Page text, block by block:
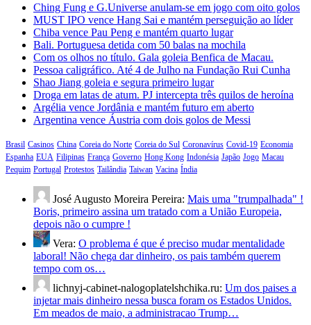
Ching Fung e G.Universe anulam-se em jogo com oito golos
MUST IPO vence Hang Sai e mantém perseguição ao líder
Chiba vence Pau Peng e mantém quarto lugar
Bali. Portuguesa detida com 50 balas na mochila
Com os olhos no título. Gala goleia Benfica de Macau.
Pessoa caligráfico. Até 4 de Julho na Fundação Rui Cunha
Shao Jiang goleia e segura primeiro lugar
Droga em latas de atum. PJ intercepta três quilos de heroína
Argélia vence Jordânia e mantém futuro em aberto
Argentina vence Áustria com dois golos de Messi
Brasil Casinos China Coreia do Norte Coreia do Sul Coronavírus Covid-19 Economia
Espanha EUA Filipinas França Governo Hong Kong Indonésia Japão Jogo Macau
Pequim Portugal Protestos Tailândia Taiwan Vacina Índia
José Augusto Moreira Pereira: Mais uma "trumpalhada" !
Boris, primeiro assina um tratado com a União Europeia,
depois não o cumpre !
Vera: O problema é que é preciso mudar mentalidade
laboral! Não chega dar dinheiro, os pais também querem
tempo com os…
lichnyj-cabinet-nalogoplatelshchika.ru: Um dos paises a
injetar mais dinheiro nessa busca foram os Estados Unidos.
Em meados de maio, a administracao Trump…